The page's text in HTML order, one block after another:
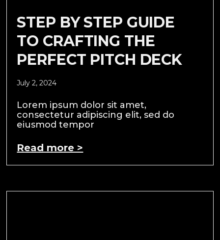
STEP BY STEP GUIDE
TO CRAFTING THE
PERFECT PITCH DECK
July 2, 2024
Lorem ipsum dolor sit amet,
consectetur adipiscing elit, sed do
eiusmod tempor
Read more >